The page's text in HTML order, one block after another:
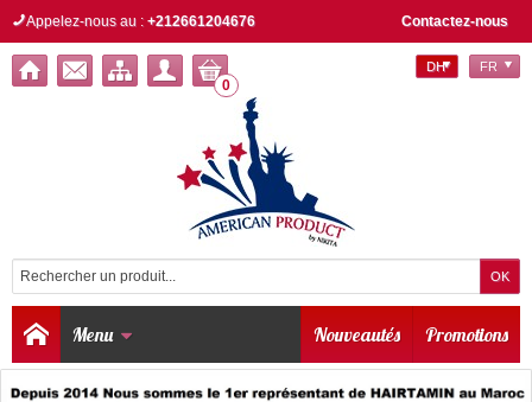
Contactez-nous
Appelez-nous au : +212661204676
0
DH FR
Menu Promotions
Nouveautés